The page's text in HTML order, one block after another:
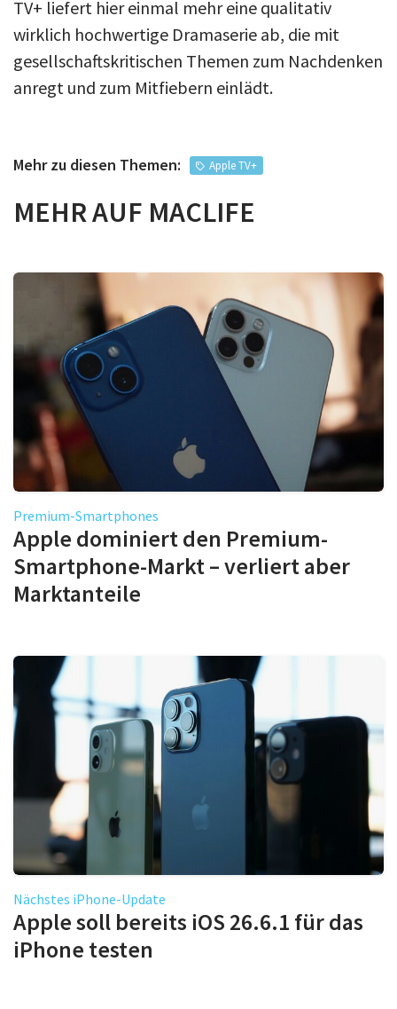
TV+ liefert hier einmal mehr eine qualitativ
wirklich hochwertige Dramaserie ab, die mit
gesellschaftskritischen Themen zum Nachdenken
anregt und zum Mitfiebern einlädt.
Mehr zu diesen Themen: Apple TV+
MEHR AUF MACLIFE
Premium-Smartphones
Apple dominiert den Premium-
Smartphone-Markt – verliert aber
Marktanteile
Nächstes iPhone-Update
Apple soll bereits iOS 26.6.1 für das
iPhone testen